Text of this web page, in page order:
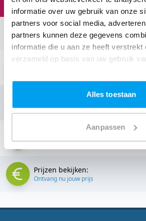
informatie over uw gebruik van onze
partners voor social media,
partners kunnen deze gegevens
informatie die u aan ze heeft verstrekt
verzameld op basis van uw gebruik
Alles toestaan
Aanpassen
Neem contact op:
Stuur een email:
085 - 40 19 438
085 - 40 19 438
Prijzen bekijken:
Ontvang nu jouw prijs